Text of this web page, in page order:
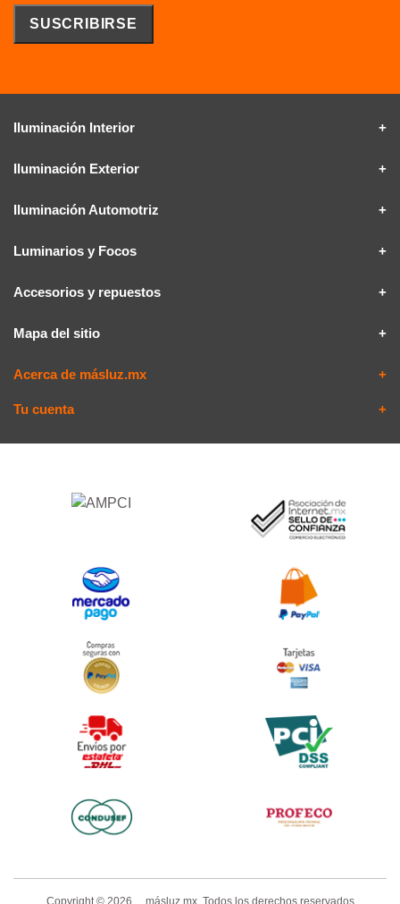
Iluminación Interior
Iluminación Exterior
Iluminación Automotriz
Luminarios y Focos
Accesorios y repuestos
Mapa del sitio
Acerca de másluz.mx
Tu cuenta
Copyright © 2026 másluz.mx. Todos los derechos reservados